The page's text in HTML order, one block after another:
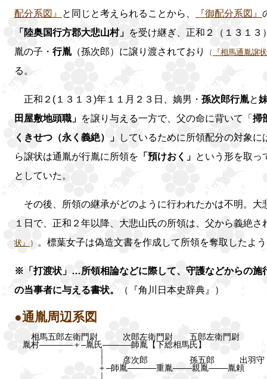
配分系図』
と同じと考えられることから、 『御配分系図』
「陸奥国行方郡大悲山村」 を受け継ぎ、正和２（１３１
胤の子・ 行胤（孫次郎）に譲り渡されており （ 『相馬通胤譲
る。
正和２(１３１３)年１１月２３日、嫡男・ 孫次郎行胤と
田屋敷地頭職」 を譲り与える一方で、父の命に背いて「 掃
くきせつ（永く義絶）」
しているために所領配分の対象
ら譲状は通胤が行胤に所領を 「預けおく」 という形を取っ
としていた。
その後、所領の継承がどのように行われたかは不明。
１日で、正和２年以降、大悲山氏の所領は、父から義絶さ
状』 ） 。標葉女子は偽造文書を作成して所領を奪取したよ
※「打渡状」…所領相論などに際して、守護などからの施
の当事者に与える書状。
（『角川日本史辞典』）
●通胤周辺系図
相馬五郎左衛門尉 次郎左衛門尉 五郎左衛門尉
胤村―――――――＋―胤氏――――――師胤【下総相馬氏】
｜ 彦次郎 孫五郎 出羽守 治
＋―師胤――――――重胤――――親胤――――胤頼